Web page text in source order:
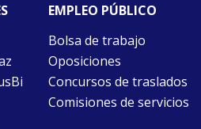
EMPLEO PÚBLICO
Bolsa de trabajo
Oposiciones
Concursos de traslados
Comisiones de servicios